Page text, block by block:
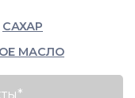
САХАР
МАСЛО